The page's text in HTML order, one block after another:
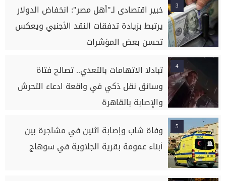
3
خبير اقتصادى لـ"أهل مصر": انخفاض الدولار
يرتبط بزيادة تدفقات النقد الأجنبي ويعكس
تحسن بعض المؤشرات
4
تبادلا الاتهامات بالتعدي.. تصالح فتاة
وسائق نقل ذكي في واقعة ادعاء التحرش
والإصابة بالقاهرة
5
وفاة شاب وإصابة اثنين في مشاجرة بين
أبناء عمومة بقرية الجلاوية في سوهاج